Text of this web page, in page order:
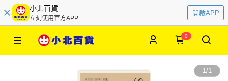
小北百貨
立刻使用官方APP
開啟APP
0
1/1